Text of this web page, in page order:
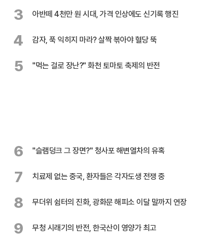
3 아반떼 4천만 원 시대, 가격 인상에도 신기록 행진
4 감자, 푹 익히지 마라? 살짝 볶아야 혈당 뚝
5 "먹는 걸로 장난?" 화천 토마토 축제의 반전
6 "슬램덩크 그 장면?" 청사포 해변열차의 유혹
7 치료제 없는 중국, 환자들은 각자도생 전쟁 중
8 무더위 쉼터의 진화, 광화문 해피소 이달 말까지 연장
9 무청 시래기의 반전, 한국산이 영양가 최고